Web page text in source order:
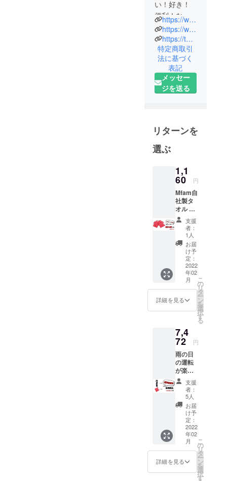
い！好き！
便利！な物
にこだわっ
た貿易会社
です。
日本にはな
い商品を取
り寄せては
利用してみ
い！
日本の商品
で海外で見
い商品を海
外で広げた
という私達
の単純な気
持ちが、多
くの人に伝
わり、それ
が生活にお
いて生かさ
れるとなん
だろう.
『小さなこ
とから世界
平和を願
う』会社で
https://www.facebook.com/profile.php?id=100068377781440
https://www.instagram.com/y_hakonali/?hl=ja
https://twitter.com/hakonali
特定商取引
法に基づく
表記
メッセー
ジを送る
リターンを
選ぶ
1,1
60 円
Mfam自
社製タ
オル 車
専用の
マイク
ロファ
イバー
タオル
です。
吸水性
が良
く、洗
車後の
水滴の
拭取り
に最適
カラ拭
き、水
拭きの
どちら
でもご
使用で
きま
す。
〈内容
の詳
細〉 ・
Mfam自
社製タ
オル ×
２枚
￥1,160
「消費
支援
者：
1人
お届
け予
定：
2022
年02
月
詳細を見る
こ
の
リ
タ
ー
ン
を
選
択
す
る
7,4
72 円
雨の日
の運転
が楽し
くな
る！ 一
般販売
予定価
格（G
Spray
￥4,380
円/本
+Mfam
自社製
タオル
￥580/1
枚）を
支援
者：
5人
お届
け予
定：
2022
年02
月
詳細を見る
こ
の
リ
タ
ー
ン
を
選
択
す